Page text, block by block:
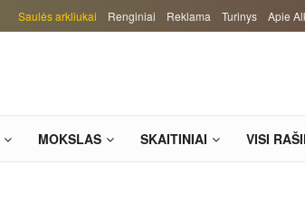
Saulės arkliukai Renginiai Reklama Turinys Apie
MOKSLAS SKAITINIAI VISI